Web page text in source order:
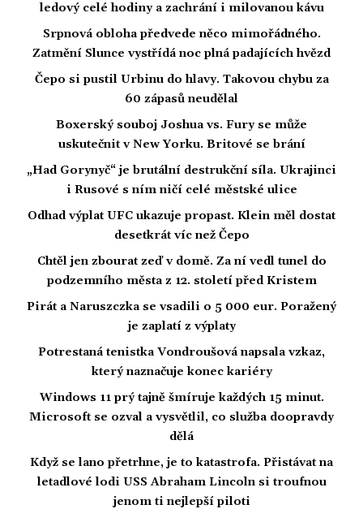
ledový celé hodiny a zachrání i milovanou kávu
Srpnová obloha předvede něco mimořádného.
Zatmění Slunce vystřídá noc plná padajících hvězd
Čepo si pustil Urbinu do hlavy. Takovou chybu za
60 zápasů neudělal
Boxerský souboj Joshua vs. Fury se může
uskutečnit v New Yorku. Britové se brání
„Had Gorynyč“ je brutální destrukční síla. Ukrajinci
i Rusové s ním ničí celé městské ulice
Odhad výplat UFC ukazuje propast. Klein měl dostat
desetkrát víc než Čepo
Chtěl jen zbourat zeď v domě. Za ní vedl tunel do
podzemního města z 12. století před Kristem
Pirát a Naruszczka se vsadili o 5 000 eur. Poražený
je zaplatí z výplaty
Potrestaná tenistka Vondroušová napsala vzkaz,
který naznačuje konec kariéry
Windows 11 prý tajně šmíruje každých 15 minut.
Microsoft se ozval a vysvětlil, co služba doopravdy
dělá
Když se lano přetrhne, je to katastrofa. Přistávat na
letadlové lodi USS Abraham Lincoln si troufnou
jenom ti nejlepší piloti